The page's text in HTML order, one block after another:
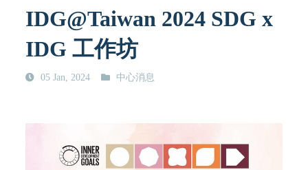
IDG@Taiwan 2024 SDG x
IDG 工作坊
05 Jan, 2024 中心消息